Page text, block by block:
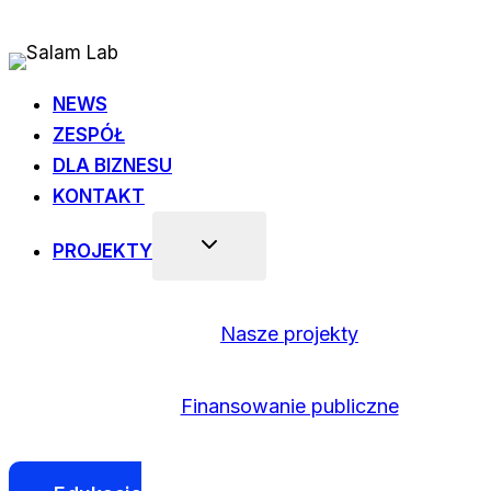
do
NEWS
ZESPÓŁ
DLA BIZNESU
KONTAKT
PROJEKTY
Nasze projekty
Finansowanie publiczne